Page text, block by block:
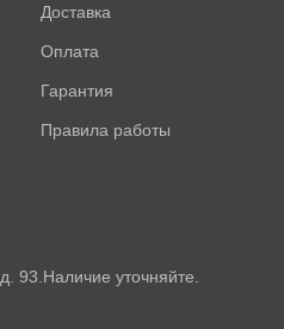
Доставка
Оплата
Гарантия
Правила работы
93.Наличие уточняйте.